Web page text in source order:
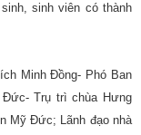
sinh viên có thành
Minh Đồng- Phó Ban
Trụ trì chùa Hưng
Mỹ Đức; Lãnh đạo nhà